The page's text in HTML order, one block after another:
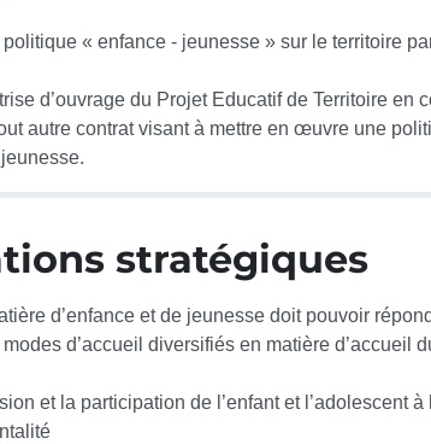
« enfance - jeunesse » sur le territoire
d’ouvrage du Projet Educatif de Territoire en
autre contrat visant à mettre en œuvre une
jeunesse.
stratégiques
d’enfance et de jeunesse doit pouvoir
d’accueil diversifiés en matière d’accueil
et la participation de l’enfant et l’adolescent